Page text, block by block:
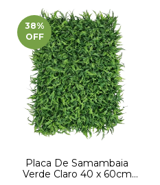
38%
OFF
Placa De Samambaia
Verde Claro 40 x 60cm